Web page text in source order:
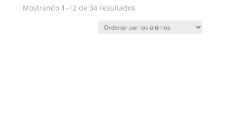
Mostrando 1–12 de 34 resultadosOrdenado
los